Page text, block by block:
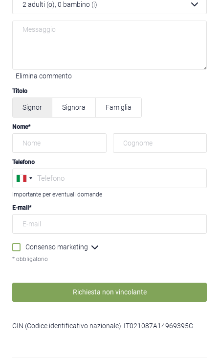
2adulti (o), 0 bambino (i)
Elimina commento
Titolo
Signor Signora Famiglia
Nome
Telefono
Importante per eventuali domande
E-mail
Consenso marketing
* obbligatorio
Richiesta non vincolante
CIN (Codice identificativo nazionale): IT021087A14969395C